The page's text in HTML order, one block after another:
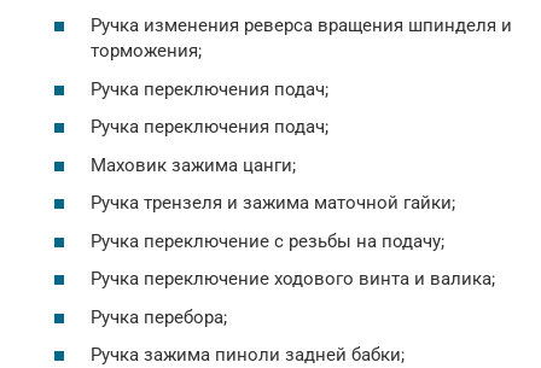
Ручка изменения реверса вращения шпинделя и
торможения;
Ручка переключения подач;
Ручка переключения подач;
Маховик зажима цанги;
Ручка трензеля и зажима маточной гайки;
Ручка переключение с резьбы на подачу;
Ручка переключение ходового винта и валика;
Ручка перебора;
Ручка зажима пиноли задней бабки;